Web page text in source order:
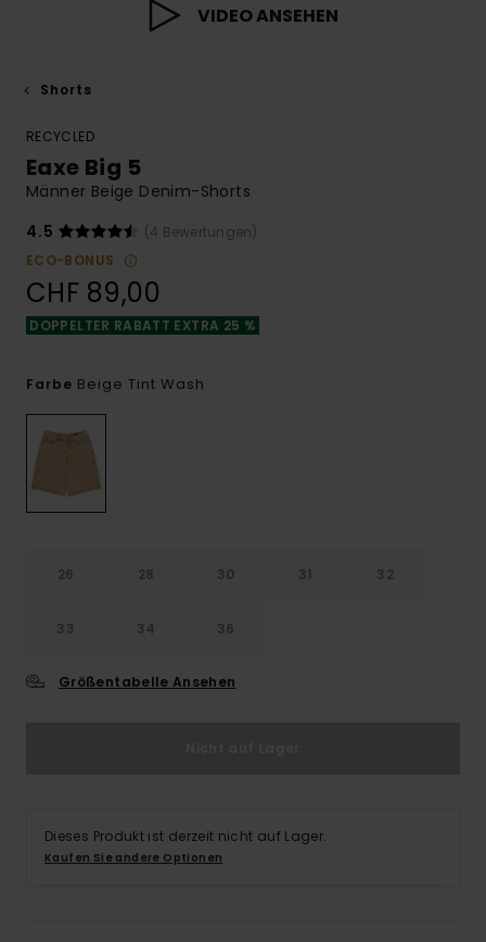
VIDEO ANSEHEN
Shorts
RECYCLED
Eaxe Big 5
Männer Beige Denim-Shorts
4.5
(4 Bewertungen)
ECO-BONUS
CHF 89,00
DOPPELTER RABATT EXTRA 25 %
Farbe Beige Tint Wash
26 28 30 31 32
33 34 36
Größentabelle Ansehen
Dieses Produkt ist derzeit nicht auf Lager.
Kaufen Sie andere Optionen